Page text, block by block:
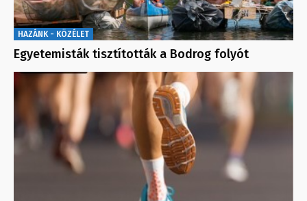
HAZÁNK - KÖZÉLET
Egyetemisták tisztították a Bodrog folyót